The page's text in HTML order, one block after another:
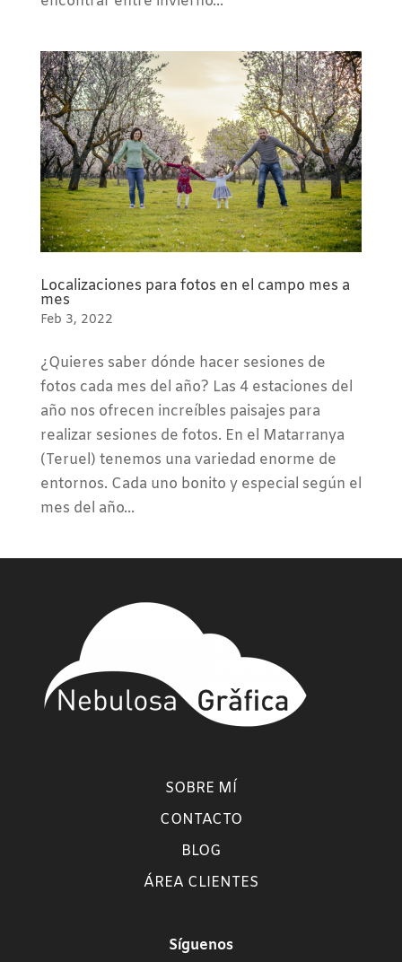
Localizaciones para fotos en el campo mes a
mes
Feb 3, 2022
¿Quieres saber dónde hacer sesiones de
fotos cada mes del año? Las 4 estaciones del
año nos ofrecen increíbles paisajes para
realizar sesiones de fotos. En el Matarranya
(Teruel) tenemos una variedad enorme de
entornos. Cada uno bonito y especial según el
mes del año...
SOBRE MÍ
CONTACTO
BLOG
ÁREA CLIENTES
Síguenos